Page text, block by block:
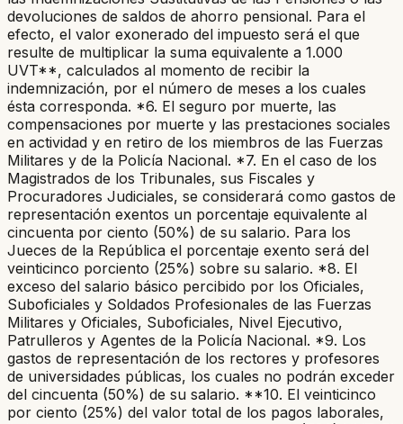
devoluciones de saldos de ahorro pensional. Para el
efecto, el valor exonerado del impuesto será el que
resulte de multiplicar la suma equivalente a 1.000
UVT**, calculados al momento de recibir la
indemnización, por el número de meses a los cuales
ésta corresponda. *6. El seguro por muerte, las
compensaciones por muerte y las prestaciones sociales
en actividad y en retiro de los miembros de las Fuerzas
Militares y de la Policía Nacional. *7. En el caso de los
Magistrados de los Tribunales, sus Fiscales y
Procuradores Judiciales, se considerará como gastos de
representación exentos un porcentaje equivalente al
cincuenta por ciento (50%) de su salario. Para los
Jueces de la República el porcentaje exento será del
veinticinco porciento (25%) sobre su salario. *8. El
exceso del salario básico percibido por los Oficiales,
Suboficiales y Soldados Profesionales de las Fuerzas
Militares y Oficiales, Suboficiales, Nivel Ejecutivo,
Patrulleros y Agentes de la Policía Nacional. *9. Los
gastos de representación de los rectores y profesores
de universidades públicas, los cuales no podrán exceder
del cincuenta (50%) de su salario. **10. El veinticinco
por ciento (25%) del valor total de los pagos laborales,